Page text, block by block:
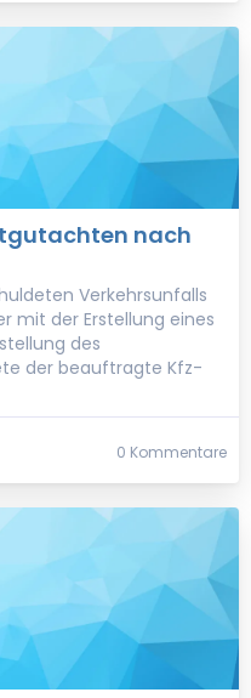
nach
Verkehrsunfalls
mit der Erstellung eines
des
der beauftragte Kfz-
0 Kommentare